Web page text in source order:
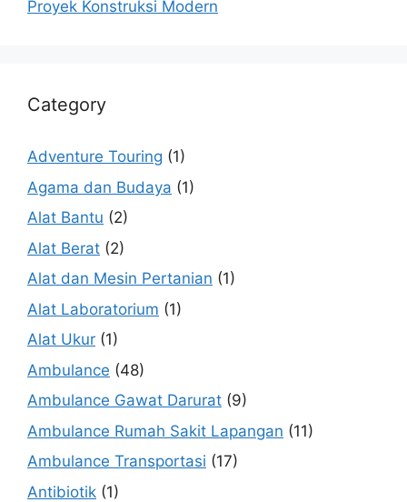
Proyek Konstruksi Modern
Category
Adventure Touring (1)
Agama dan Budaya (1)
Alat Bantu (2)
Alat Berat (2)
Alat dan Mesin Pertanian (1)
Alat Laboratorium (1)
Alat Ukur (1)
Ambulance (48)
Ambulance Gawat Darurat (9)
Ambulance Rumah Sakit Lapangan (11)
Ambulance Transportasi (17)
Antibiotik (1)